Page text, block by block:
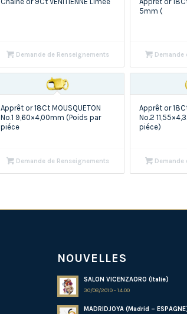
Demande de Renseignements
5mm (
Demande
Apprêt or 18Ct MOUSQUETON
No.1 9,60×4,00mm (Poids par
piéce
Demande de Renseignements
Apprêt or
No.2
piéce)
Demande
NOUVELLES
SALON VICENZAORO (Italie)
30/08/2019 - 14:00
MADRIDJOYA (Madrid –